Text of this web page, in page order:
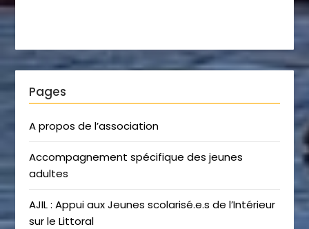
Pages
A propos de l’association
Accompagnement spécifique des jeunes
adultes
AJIL : Appui aux Jeunes scolarisé.e.s de l’Intérieur
sur le Littoral